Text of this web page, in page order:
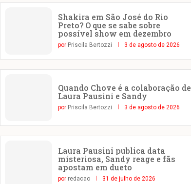
Shakira em São José do Rio
Preto? O que se sabe sobre
possível show em dezembro
por Priscila Bertozzi 3 de agosto de 2026
Quando Chove é a colaboração de
Laura Pausini e Sandy
por Priscila Bertozzi 3 de agosto de 2026
Laura Pausini publica data
misteriosa, Sandy reage e fãs
apostam em dueto
por redacao 31 de julho de 2026